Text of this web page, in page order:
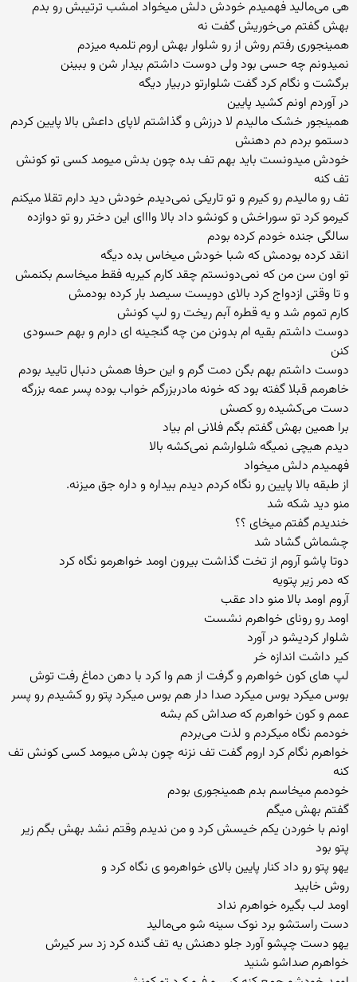
هی می‌مالید فهمیدم خودش دلش میخواد امشب ترتیبش رو بدم
بهش گفتم می‌خوریش گفت نه
همینجوری رفتم روش از رو شلوار بهش اروم تلمبه میزدم
نمیدونم چه حسی بود ولی دوست داشتم بیدار شن و ببینن
برگشت و نگام کرد گفت شلوارتو دربیار دیگه
در آوردم اونم کشید پایین
همینجور خشک مالیدم لا درزش و گذاشتم لاپای داعش بالا پایین کردم
دستمو بردم دم دهنش
خودش میدونست باید بهم تف بده چون بدش میومد کسی تو کونش
تف کنه
تف رو مالیدم رو کیرم و تو تاریکی نمی‌دیدم خودش دید دارم تقلا میکنم
کیرمو کرد تو سوراخش و کونشو داد بالا وااای این دختر رو تو دوازده
سالگی جنده خودم کرده بودم
انقد کرده بودمش که شبا خودش میخاس بده دیگه
تو اون سن من که نمی‌دونستم چقد کارم کیریه فقط میخاسم بکنمش
و تا وقتی ازدواج کرد بالای دویست سیصد بار کرده بودمش
کارم تموم شد و یه قطره آبم ریخت رو لپ کونش
دوست داشتم بقیه ام بدونن من چه گنجینه ای دارم و بهم حسودی
کنن
دوست داشتم بهم بگن دمت گرم و این حرفا همش دنبال تایید بودم
خاهرمم قبلا گفته بود که خونه مادربزرگم خواب بوده پسر عمه بزرگه
دست می‌کشیده رو کصش
برا همین بهش گفتم بگم فلانی ام بیاد
دیدم هیچی نمیگه شلوارشم نمی‌کشه بالا
فهمیدم دلش میخواد
از طبقه بالا پایین رو نگاه کردم دیدم بیداره و داره جق میزنه.
منو دید شکه شد
خندیدم گفتم میخای ؟؟
چشماش گشاد شد
دوتا پاشو آروم از تخت گذاشت بیرون اومد خواهرمو نگاه کرد
که دمر زیر پتویه
آروم اومد بالا منو داد عقب
اومد رو رونای خواهرم نشست
شلوار کردیشو در آورد
کیر داشت اندازه خر
لپ های کون خواهرم و گرفت از هم وا کرد با دهن دماغ رفت توش
بوس میکرد بوس میکرد صدا دار هم بوس میکرد پتو رو کشیدم رو پسر
عمم و کون خواهرم که صداش کم بشه
خودمم نگاه میکردم و لذت می‌بردم
خواهرم نگام کرد اروم گفت تف نزنه چون بدش میومد کسی کونش تف
کنه
خودمم میخاسم بدم همینجوری بودم
گفتم بهش میگم
اونم با خوردن یکم خیسش کرد و من ندیدم وقتم نشد بهش بگم زیر
پتو بود
یهو پتو رو داد کنار پایین بالای خواهرمو ی نگاه کرد و
روش خابید
اومد لب بگیره خواهرم نداد
دست راستشو برد نوک سینه شو می‌مالید
یهو دست چپشو آورد جلو دهنش یه تف گنده کرد زد سر کیرش
خواهرم صداشو شنید